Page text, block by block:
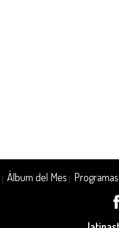
|Álbum del Mes Programas